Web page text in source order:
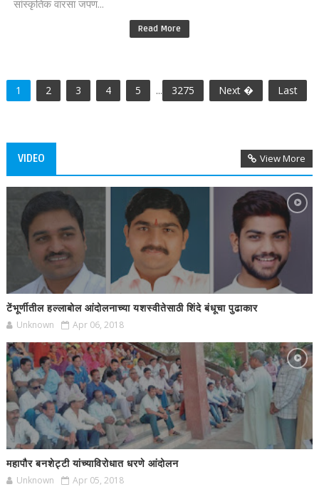
सांस्कृतिक वारसा जपण...
Read More
1 2 3 4 5 ... 3275 Next � Last
VIDEO View More
टेंभूर्णीतील हल्लाबोल आंदोलनाच्या यशस्वीतेसाठी शिंदे बंधूचा पुढाकार
Unknown
Apr 06, 2018
महापौर बनशेट्टी यांच्याविरोधात धरणे आंदोलन
Unknown
Apr 05, 2018